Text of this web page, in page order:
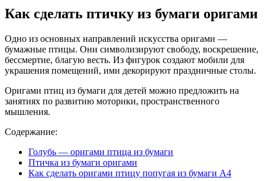
Как сделать птичку из бумаги оригами
Одно из основных направлений искусства оригами —
бумажные птицы. Они символизируют свободу, воскрешение,
бессмертие, благую весть. Из фигурок создают мобили для
украшения помещений, ими декорируют праздничные столы.
Оригами птиц из бумаги для детей можно предложить на
занятиях по развитию моторики, пространственного
мышления.
Содержание:
Голубь — оригами птица из бумаги
Птичка из бумаги оригами
Как сделать оригами птицу попугая из бумаги А4